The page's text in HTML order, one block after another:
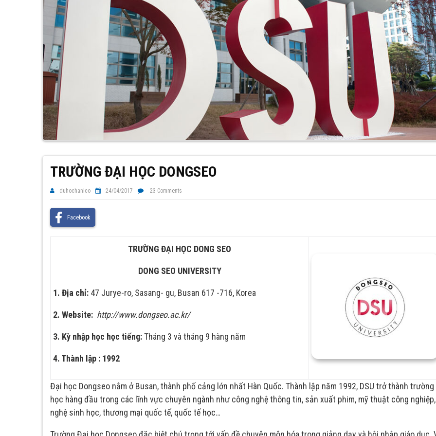
TRƯỜNG ĐẠI HỌC DONGSEO
duhochanico 24/04/2017 23 Comments
Facebook
TRƯỜNG ĐẠI HỌC DONG SEO
DONG SEO UNIVERSITY
1. Địa chỉ: 47 Jurye-ro, Sasang- gu, Busan 617 -716, Korea
2. Website: http://www.dongseo.ac.kr/
3. Kỳ nhập học học tiếng:Tháng 3 và tháng 9 hàng năm
4. Thành lập : 1992
Đại học Dongseo nằm ở Busan, thành phố cảng lớn nhất Hàn Quốc. Thành lập năm 1992, DSU trở thành
học hàng đầu trong các lĩnh vực chuyên ngành như công nghệ thông tin, sản xuất phim, mỹ thuật công
nghệ sinh học, thương mại quốc tế, quốc tế học…